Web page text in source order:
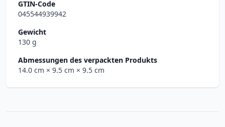
GTIN-Code
045544939942
Gewicht
130 g
Abmessungen des verpackten Produkts
14.0 cm × 9.5 cm × 9.5 cm